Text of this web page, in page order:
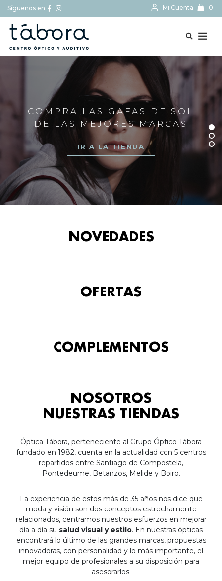
Síguenos en Mi Cuenta 0
COMPRA LAS GAFAS DE SOL
DE LAS MEJORES MARCAS
IR A LA TIENDA
NOVEDADES
OFERTAS
COMPLEMENTOS
NOSOTROS
NUESTRAS TIENDAS
Óptica Tábora, perteneciente al Grupo Óptico Tábora
fundado en 1982, cuenta en la actualidad con 5 centros
repartidos entre Santiago de Compostela,
Pontedeume, Betanzos, Melide y Boiro.
La experiencia de estos más de 35 años nos dice que
moda y visión son dos conceptos estrechamente
relacionados, centramos nuestros esfuerzos en mejorar
día a día su salud visual y estilo. En nuestras ópticas
encontrará lo último de las grandes marcas, propuestas
innovadoras, con personalidad y lo más importante, el
mejor equipo de profesionales a su disposición para
asesorarlos.